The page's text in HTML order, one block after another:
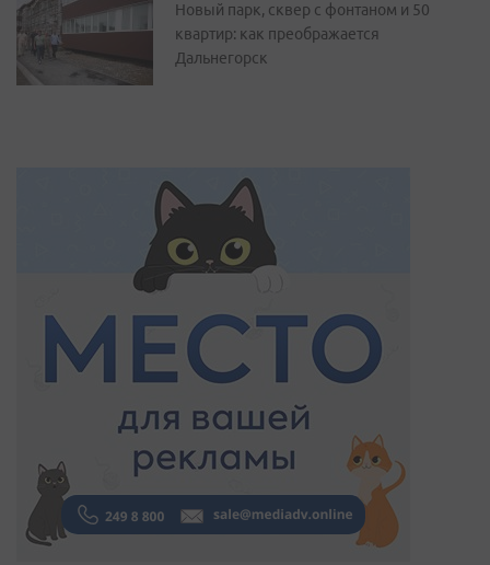
Новый парк, сквер с фонтаном и 50
квартир: как преображается
Дальнегорск